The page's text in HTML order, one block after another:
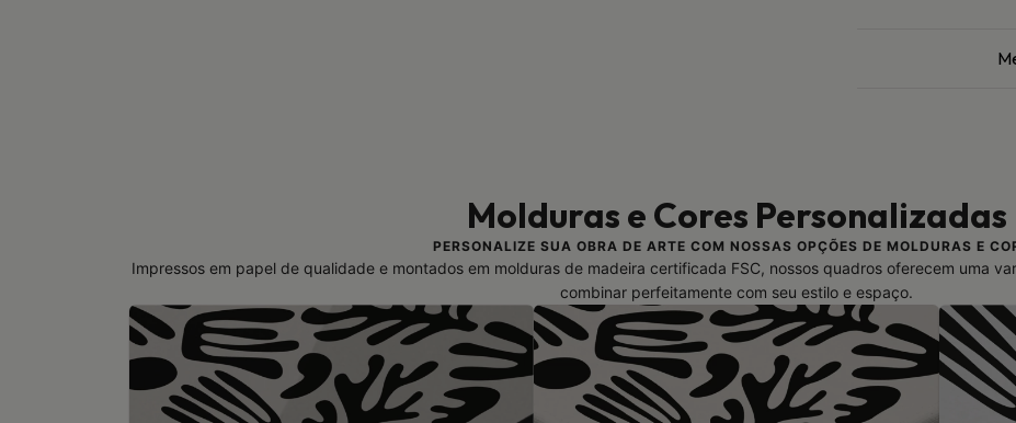
Molduras e Cores Personalizadas
PERSONALIZE SUA OBRA DE ARTE COM NOSSAS OPÇÕES DE MOLDURAS E
Impressos em papel de qualidade e montados em molduras de madeira certificada FSC, nossos quadros oferecem uma
combinar perfeitamente com seu estilo e espaço.